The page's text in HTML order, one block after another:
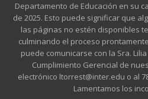
Departamento de Educación en su
de 2025. Esto puede significar que
las páginas no estén disponibles
culminando el proceso
puede comunicarse con la Sra.
Cumplimiento Gerencial de
electrónico ltorrest@inter.edu o al
Lamentamos los